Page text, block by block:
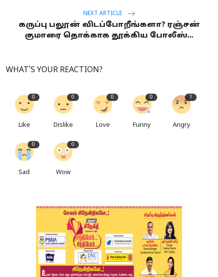
NEXT ARTICLE
கருப்பு பலூன் விடப்போறீங்களா? ரஞ்சன்
குமாரை தொக்காக தூக்கிய போலீஸ்...
WHAT'S YOUR REACTION?
0
Like
0
Dislike
0
Love
0
Funny
1
Angry
0
Sad
0
Wow